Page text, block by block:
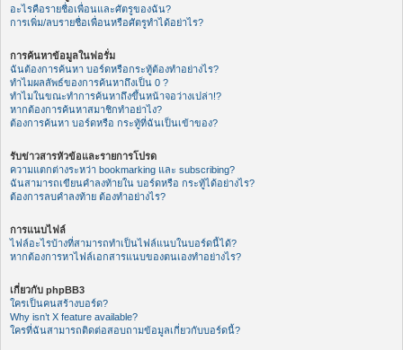
อะไรคือรายชื่อเพื่อนและศัตรูของฉัน?
การเพิ่ม/ลบรายชื่อเพื่อนหรือศัตรูทำได้อย่าไร?
การค้นหาข้อมูลในฟอรั่ม
ฉันต้องการค้นหา บอร์ดหรือกระทู้ต้องทำอย่างไร?
ทำไมผลลัพธ์ของการค้นหาถึงเป็น 0 ?
ทำไมในขณะทำการค้นหาถึงขึ้นหน้าจอว่างเปล่า!?
หากต้องการค้นหาสมาชิกทำอย่าไง?
ต้องการค้นหา บอร์ดหรือ กระทู้ที่ฉันเป็นเข้าของ?
รับข่าวสารหัวข้อและรายการโปรด
ความแตกต่างระหว่า bookmarking และ subscribing?
ฉันสามารถเขียนคำลงท้ายใน บอร์ดหรือ กระทู้ได้อย่างไร?
ต้องการลบคำลงท้าย ต้องทำอย่างไร?
การแนบไฟล์
ไฟล์อะไรบ้างที่สามารถทำเป็นไฟล์แนบในบอร์ดนี้ได้?
หากต้องการหาไฟล์เอกสารแนบของตนเองทำอย่างไร?
เกี่ยวกับ phpBB3
ใครเป็นคนสร้างบอร์ด?
Why isn’t X feature available?
ใครที่ฉันสามารถติดต่อสอบถามข้อมูลเกี่ยวกับบอร์ดนี้?